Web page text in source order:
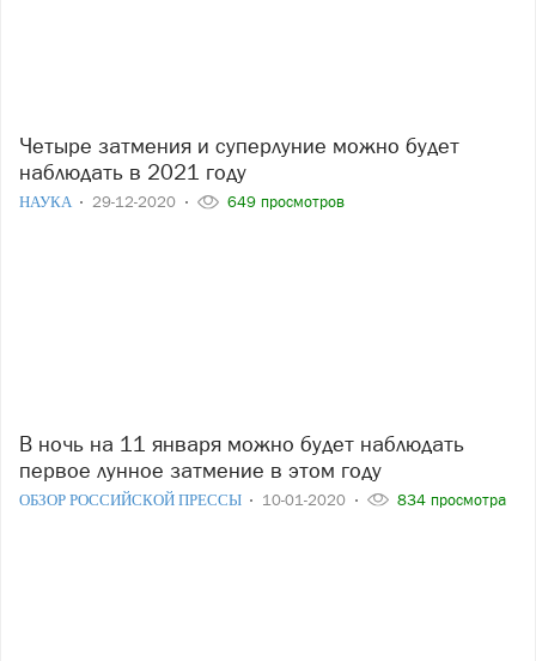
Четыре затмения и суперлуние можно будет
наблюдать в 2021 году
НАУКА 29-12-2020 649 просмотров
В ночь на 11 января можно будет наблюдать
первое лунное затмение в этом году
ОБЗОР РОССИЙСКОЙ ПРЕССЫ 10-01-2020 834 просмотра